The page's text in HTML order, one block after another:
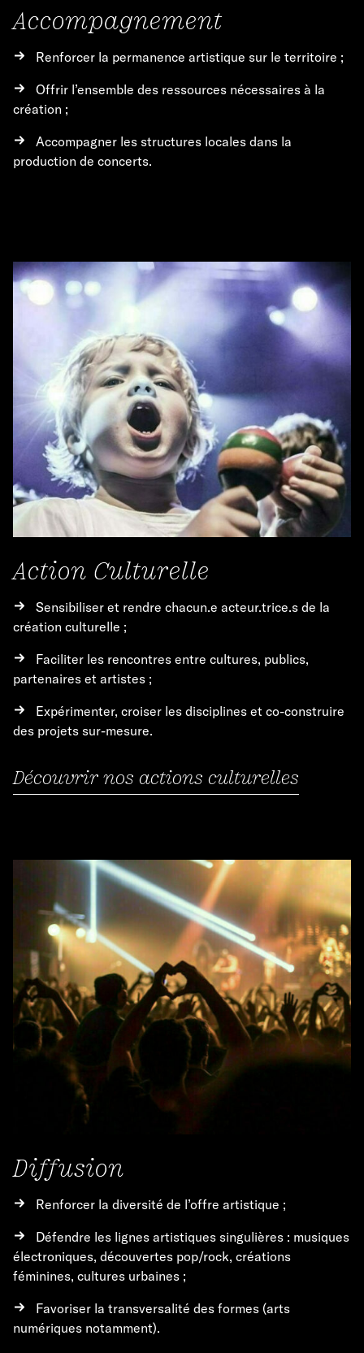
Accompagnement
Renforcer la permanence artistique sur le territoire ;
Offrir l’ensemble des ressources nécessaires à la
création ;
Accompagner les structures locales dans la
production de concerts.
Action Culturelle
Sensibiliser et rendre chacun.e acteur.trice.s de la
création culturelle ;
Faciliter les rencontres entre cultures, publics,
partenaires et artistes ;
Expérimenter, croiser les disciplines et co-construire
des projets sur-mesure.
Découvrir nos actions culturelles
Diffusion
Renforcer la diversité de l’offre artistique ;
Défendre les lignes artistiques singulières : musiques
électroniques, découvertes pop/rock, créations
féminines, cultures urbaines ;
Favoriser la transversalité des formes (arts
numériques notamment).